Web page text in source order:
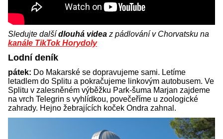
Sledujte dalšídlouhá videa z pádlování v Chorvatsku na
kanále TikTok Horydoly
Lodní deník
pátek: Do Makarské se dopravujeme sami. Letíme
letadlem do Splitu a pokračujeme linkovým autobusem. Ve
Splitu v zalesněném výběžku Park-šuma Marjan zajdeme
na vrch Telegrin s vyhlídkou, povečeříme u zoologické
zahrady. Hejno žebrajících koček Ondra zahnal.